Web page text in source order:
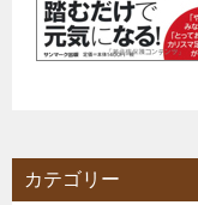
カテゴリー